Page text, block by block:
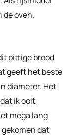
de oven.
pittige brood
geeft het beste
diameter. Het
ik ooit
mega lang
dat